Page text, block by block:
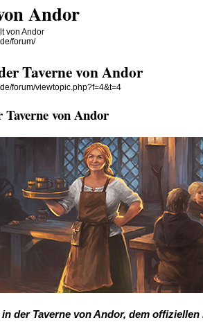
Andor
von Andor
forum/
Taverne von Andor
forum/viewtopic.php?f=4&t=4
von Andor
der Taverne von Andor, dem